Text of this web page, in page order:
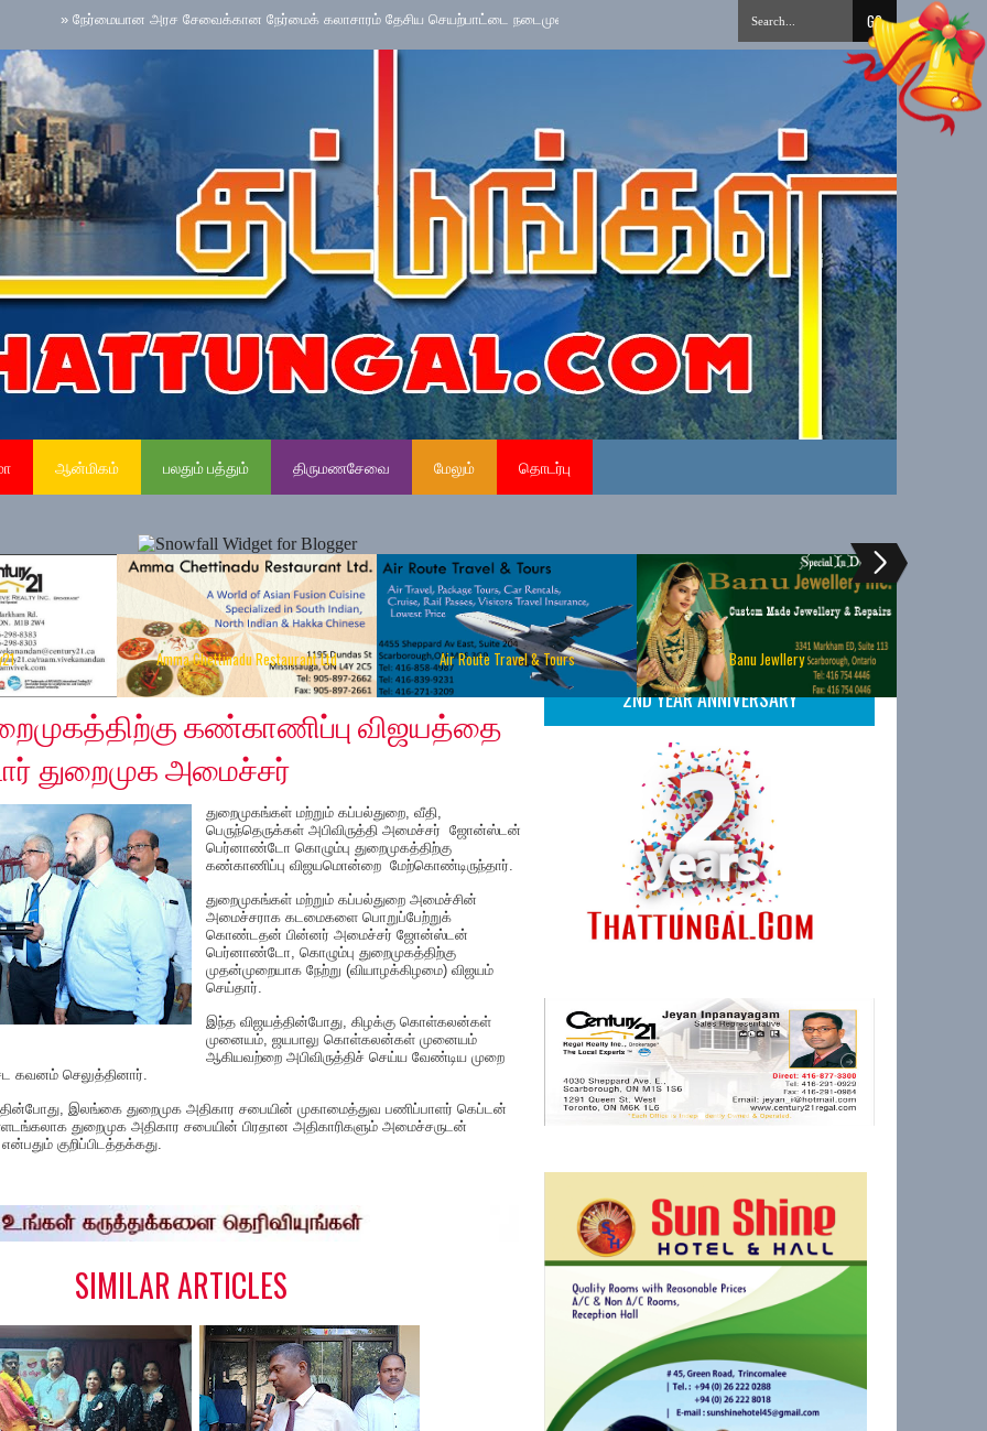
நேர்மையான அரச சேவைக்கான நேர்மைக் கலாசாரம் தேசிய செயற்பாட்டை நடைமுறைப்படுத்தல் தமிழ் சிங்கள சித்திரை புதுவருட கலை, கலாசார, விளையாட்டு
ஆன்மிகம் பலதும் பத்தும் திருமணசேவை மேலும் தொடர்பு
Amma Chettinadu Restaurant Ltd Air Route Travel & Tours Banu Jewllery
கண்காணிப்பு விஜயத்தை
துறைமுக அமைச்சர்
துறைமுகங்கள் மற்றும் கப்பல்துறை, வீதி,
பெருந்தெருக்கள் அபிவிருத்தி அமைச்சர் ஜோன்ஸ்டன்
பெர்னாண்டோ கொழும்பு துறைமுகத்திற்கு
கண்காணிப்பு விஜயமொன்றை மேற்கொண்டிருந்தார்.
துறைமுகங்கள் மற்றும் கப்பல்துறை அமைச்சின்
அமைச்சராக கடமைகளை பொறுப்பேற்றுக்
கொண்டதன் பின்னர் அமைச்சர் ஜோன்ஸ்டன்
பெர்னாண்டோ, கொழும்பு துறைமுகத்திற்கு
முதன்முறையாக நேற்று (வியாழக்கிழமை) விஜயம்
செய்தார்.
இந்த விஜயத்தின்போது, கிழக்கு கொள்கலன்கள்
முனையம், ஜயபாலு கொள்கலன்கள் முனையம்
ஆகியவற்றை அபிவிருத்திச் செய்ய வேண்டிய முறை
கவனம் செலுத்தினார்.
இலங்கை துறைமுக அதிகார சபையின் முகாமைத்துவ பணிப்பாளர் கெப்டன்
துறைமுக அதிகார சபையின் பிரதான அதிகாரிகளும் அமைச்சருடன்
குறிப்பிடத்தக்கது.
SIMILAR ARTICLES
2ND YEAR ANNIVERSARY